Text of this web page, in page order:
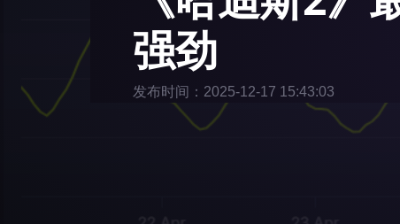
强劲
发布时间：2025-12-17 15:43:03